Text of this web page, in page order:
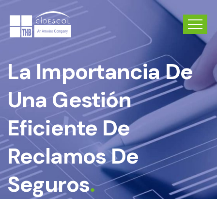
La Importancia De
Una Gestión
Eficiente De
Reclamos De
Seguros.